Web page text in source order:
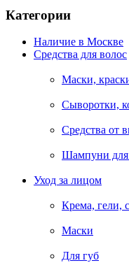
Категории
Наличие в Москве
Средства для волос
Маски,
Сыворотки,
Средства от
Шампуни для
Уход за лицом
Крема, гели,
Маски
Для губ